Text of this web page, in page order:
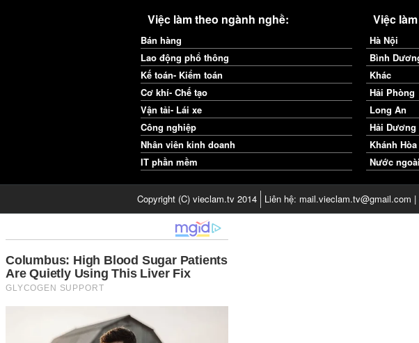
Việc làm theo ngành nghề:
Bán hàng
Lao động phổ thông
Kế toán- Kiểm toán
Cơ khí- Chế tạo
Vận tải- Lái xe
Công nghiệp
Nhân viên kinh doanh
IT phần mềm
Việc
Hà Nội
Bình
Khác
Hải Phòng
Long An
Hải Dương
Khánh Hòa
Nước ngoài
Copyright (C) vieclam.tv 2014 Liên hệ: mail.vieclam.tv@gmail.com |